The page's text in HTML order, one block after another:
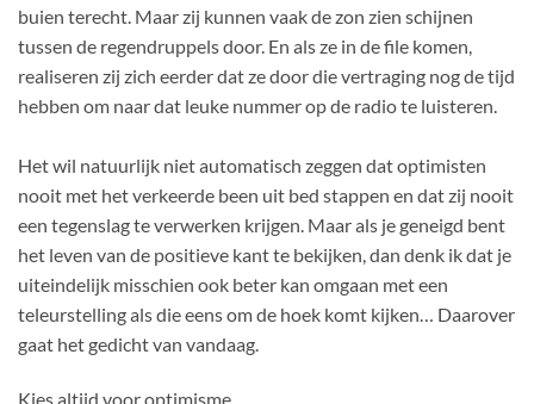
buien terecht. Maar zij kunnen vaak de zon zien schijnen
tussen de regendruppels door. En als ze in de file komen,
realiseren zij zich eerder dat ze door die vertraging nog de tijd
hebben om naar dat leuke nummer op de radio te luisteren.
Het wil natuurlijk niet automatisch zeggen dat optimisten
nooit met het verkeerde been uit bed stappen en dat zij nooit
een tegenslag te verwerken krijgen. Maar als je geneigd bent
het leven van de positieve kant te bekijken, dan denk ik dat je
uiteindelijk misschien ook beter kan omgaan met een
teleurstelling als die eens om de hoek komt kijken… Daarover
gaat het gedicht van vandaag.
Kies altijd voor optimisme,